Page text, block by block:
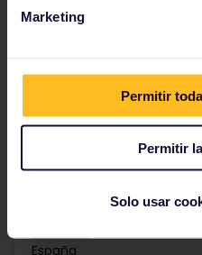
Marketing
Permitir
Permitir
Solo usar
Montenegro
Noruega
España